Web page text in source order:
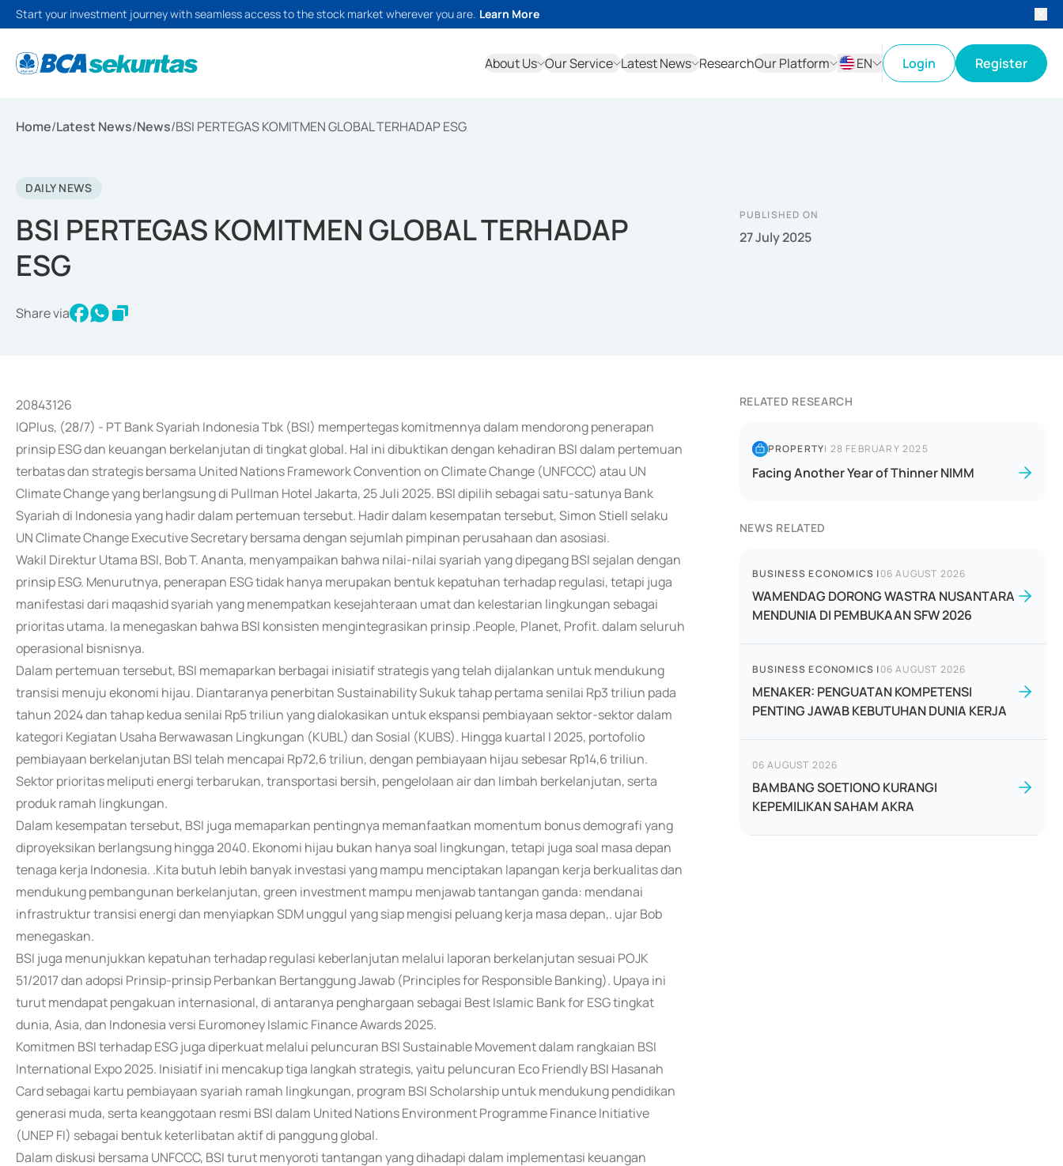
Start your investment journey with seamless access to the stock market wherever you are. Learn More
About Us Our Service Latest News ResearchOur Platform
EN
Login Register
Home/Latest News/News/BSI PERTEGAS KOMITMEN GLOBAL TERHADAP ESG
DAILY NEWS
BSI PERTEGAS KOMITMEN GLOBAL TERHADAP
ESG
Share via
PUBLISHED ON
27 July 2025
20843126
IQPlus, (28/7) - PT Bank Syariah Indonesia Tbk (BSI) mempertegas komitmennya dalam mendorong penerapan
prinsip ESG dan keuangan berkelanjutan di tingkat global. Hal ini dibuktikan dengan kehadiran BSI dalam pertemuan
terbatas dan strategis bersama United Nations Framework Convention on Climate Change (UNFCCC) atau UN
Climate Change yang berlangsung di Pullman Hotel Jakarta, 25 Juli 2025. BSI dipilih sebagai satu-satunya Bank
Syariah di Indonesia yang hadir dalam pertemuan tersebut. Hadir dalam kesempatan tersebut, Simon Stiell selaku
UN Climate Change Executive Secretary bersama dengan sejumlah pimpinan perusahaan dan asosiasi.
Wakil Direktur Utama BSI, Bob T. Ananta, menyampaikan bahwa nilai-nilai syariah yang dipegang BSI sejalan dengan
prinsip ESG. Menurutnya, penerapan ESG tidak hanya merupakan bentuk kepatuhan terhadap regulasi, tetapi juga
manifestasi dari maqashid syariah yang menempatkan kesejahteraan umat dan kelestarian lingkungan sebagai
prioritas utama. Ia menegaskan bahwa BSI konsisten mengintegrasikan prinsip .People, Planet, Profit. dalam seluruh
operasional bisnisnya.
Dalam pertemuan tersebut, BSI memaparkan berbagai inisiatif strategis yang telah dijalankan untuk mendukung
transisi menuju ekonomi hijau. Diantaranya penerbitan Sustainability Sukuk tahap pertama senilai Rp3 triliun pada
tahun 2024 dan tahap kedua senilai Rp5 triliun yang dialokasikan untuk ekspansi pembiayaan sektor-sektor dalam
kategori Kegiatan Usaha Berwawasan Lingkungan (KUBL) dan Sosial (KUBS). Hingga kuartal I 2025, portofolio
pembiayaan berkelanjutan BSI telah mencapai Rp72,6 triliun, dengan pembiayaan hijau sebesar Rp14,6 triliun.
Sektor prioritas meliputi energi terbarukan, transportasi bersih, pengelolaan air dan limbah berkelanjutan, serta
produk ramah lingkungan.
Dalam kesempatan tersebut, BSI juga memaparkan pentingnya memanfaatkan momentum bonus demografi yang
diproyeksikan berlangsung hingga 2040. Ekonomi hijau bukan hanya soal lingkungan, tetapi juga soal masa depan
tenaga kerja Indonesia. .Kita butuh lebih banyak investasi yang mampu menciptakan lapangan kerja berkualitas dan
mendukung pembangunan berkelanjutan, green investment mampu menjawab tantangan ganda: mendanai
infrastruktur transisi energi dan menyiapkan SDM unggul yang siap mengisi peluang kerja masa depan,. ujar Bob
menegaskan.
BSI juga menunjukkan kepatuhan terhadap regulasi keberlanjutan melalui laporan berkelanjutan sesuai POJK
51/2017 dan adopsi Prinsip-prinsip Perbankan Bertanggung Jawab (Principles for Responsible Banking). Upaya ini
turut mendapat pengakuan internasional, di antaranya penghargaan sebagai Best Islamic Bank for ESG tingkat
dunia, Asia, dan Indonesia versi Euromoney Islamic Finance Awards 2025.
Komitmen BSI terhadap ESG juga diperkuat melalui peluncuran BSI Sustainable Movement dalam rangkaian BSI
International Expo 2025. Inisiatif ini mencakup tiga langkah strategis, yaitu peluncuran Eco Friendly BSI Hasanah
Card sebagai kartu pembiayaan syariah ramah lingkungan, program BSI Scholarship untuk mendukung pendidikan
generasi muda, serta keanggotaan resmi BSI dalam United Nations Environment Programme Finance Initiative
(UNEP FI) sebagai bentuk keterlibatan aktif di panggung global.
Dalam diskusi bersama UNFCCC, BSI turut menyoroti tantangan yang dihadapi dalam implementasi keuangan
RELATED RESEARCH
PROPERTY| 28 FEBRUARY 2025
Facing Another Year of Thinner NIMM
NEWS RELATED
BUSINESS ECONOMICS |06 AUGUST 2026
WAMENDAG DORONG WASTRA NUSANTARA
MENDUNIA DI PEMBUKAAN SFW 2026
BUSINESS ECONOMICS |06 AUGUST 2026
MENAKER: PENGUATAN KOMPETENSI
PENTING JAWAB KEBUTUHAN DUNIA KERJA
06 AUGUST 2026
BAMBANG SOETIONO KURANGI
KEPEMILIKAN SAHAM AKRA